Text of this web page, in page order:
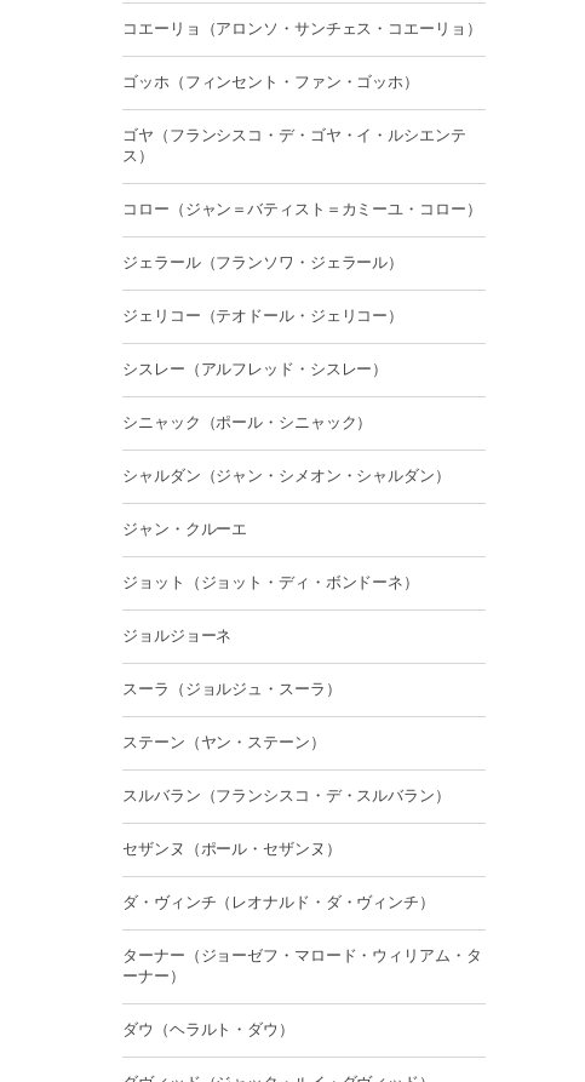
コエーリョ（アロンソ・サンチェス・コエーリョ）
ゴッホ（フィンセント・ファン・ゴッホ）
ゴヤ（フランシスコ・デ・ゴヤ・イ・ルシエンテ
ス）
コロー（ジャン＝バティスト＝カミーユ・コロー）
ジェラール（フランソワ・ジェラール）
ジェリコー（テオドール・ジェリコー）
シスレー（アルフレッド・シスレー）
シニャック（ポール・シニャック）
シャルダン（ジャン・シメオン・シャルダン）
ジャン・クルーエ
ジョット（ジョット・ディ・ボンドーネ）
ジョルジョーネ
スーラ（ジョルジュ・スーラ）
ステーン（ヤン・ステーン）
スルバラン（フランシスコ・デ・スルバラン）
セザンヌ（ポール・セザンヌ）
ダ・ヴィンチ（レオナルド・ダ・ヴィンチ）
ターナー（ジョーゼフ・マロード・ウィリアム・タ
ーナー）
ダウ（ヘラルト・ダウ）